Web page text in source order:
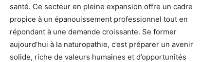
santé. Ce secteur en pleine expansion offre un cadre
propice à un épanouissement professionnel tout en
répondant à une demande croissante. Se former
aujourd’hui à la naturopathie, c’est préparer un avenir
solide, riche de valeurs humaines et d’opportunités